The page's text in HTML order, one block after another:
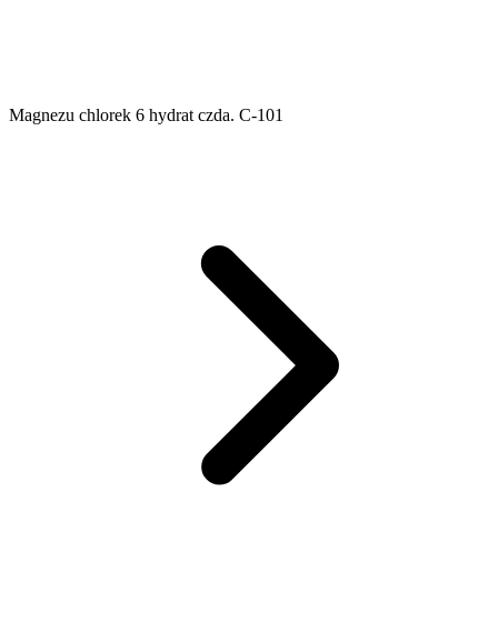
Magnezu chlorek 6 hydrat czda. C-101